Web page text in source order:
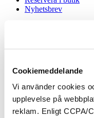
Cookiemeddelande
Vi använder cookies
upplevelse på
reklam. Enligt CCPA/
Nyhetsbrev
Cookiemeddelande
Ångerrätt /
Gå med i